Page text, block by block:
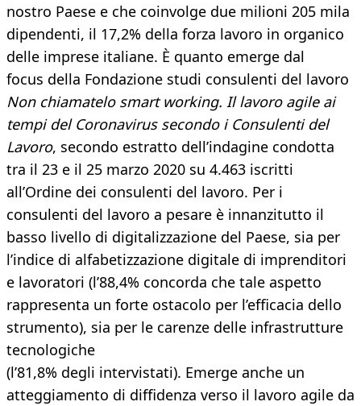
nostro Paese e che coinvolge due milioni 205 mila
dipendenti, il 17,2% della forza lavoro in organico
delle imprese italiane. È quanto emerge dal
focus della Fondazione studi consulenti del lavoro
Non chiamatelo smart working. Il lavoro agile ai
tempi del Coronavirus secondo i Consulenti del
Lavoro, secondo estratto dell’indagine condotta
tra il 23 e il 25 marzo 2020 su 4.463 iscritti
all’Ordine dei consulenti del lavoro. Per i
consulenti del lavoro a pesare è innanzitutto il
basso livello di digitalizzazione del Paese, sia per
l’indice di alfabetizzazione digitale di imprenditori
e lavoratori (l’88,4% concorda che tale aspetto
rappresenta un forte ostacolo per l’efficacia dello
strumento), sia per le carenze delle infrastrutture
tecnologiche
(l’81,8% degli intervistati). Emerge anche un
atteggiamento di diffidenza verso il lavoro agile da